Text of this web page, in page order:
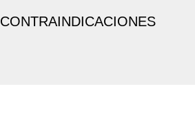
CONTRAINDICACIONES